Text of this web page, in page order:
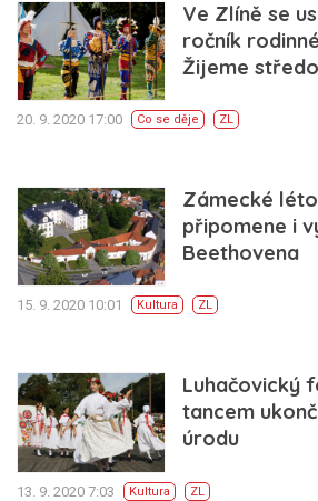
Ve Zlíně se
ročník
Žijeme
20. 9. 2020 17:00 Co se děje ZL
Zámecké
připomene i
Beethovena
15. 9. 2020 10:01 Kultura ZL
Luhačovický
tancem
úrodu
13. 9. 2020 7:03 Kultura ZL